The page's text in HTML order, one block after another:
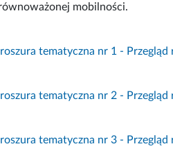
mobilności.
tematyczna nr 1 -
tematyczna nr 2 -
tematyczna nr 3 -